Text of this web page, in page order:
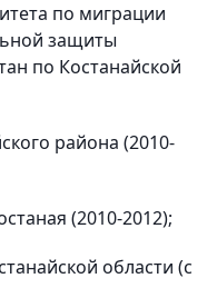
по миграции
защиты
по Костанайской
района (2010-
(2010-2012);
области (с